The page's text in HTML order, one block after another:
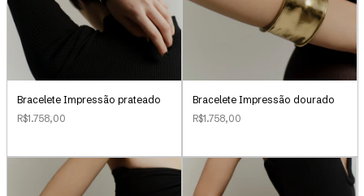
Bracelete Impressão prateado
R$1.758,00
Bracelete Impressão dourado
R$1.758,00